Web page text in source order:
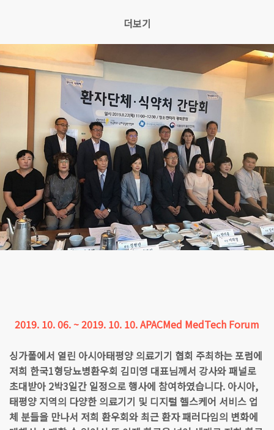
더보기
2019. 10. 06. ~ 2019. 10. 10. APACMed MedTech Forum
싱가폴에서 열린 아시아태평양 의료기기 협회 주최하는 포럼에
저희 한국1형당뇨병환우회 김미영 대표님께서 강사와 패널로
초대받아 2박3일간 일정으로 행사에 참여하였습니다. 아시아,
태평양 지역의 다양한 의료기기 및 디지털 헬스케어 서비스 업
체 분들을 만나서 저희 환우회와 최근 환자 패러다임의 변화에